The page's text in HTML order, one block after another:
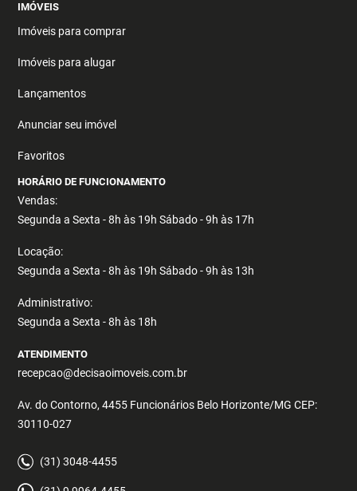
IMÓVEIS
Imóveis para comprar
Imóveis para alugar
Lançamentos
Anunciar seu imóvel
Favoritos
HORÁRIO DE FUNCIONAMENTO
Vendas:
Segunda a Sexta - 8h às 19h Sábado - 9h às 17h
Locação:
Segunda a Sexta - 8h às 19h Sábado - 9h às 13h
Administrativo:
Segunda a Sexta - 8h às 18h
ATENDIMENTO
recepcao@decisaoimoveis.com.br
Av. do Contorno, 4455 Funcionários Belo Horizonte/MG CEP:
30110-027
(31) 3048-4455